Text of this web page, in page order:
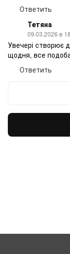
Ответить
Тетяна
09.03.2026 в
Увечері створює
щодня, все
Ответить